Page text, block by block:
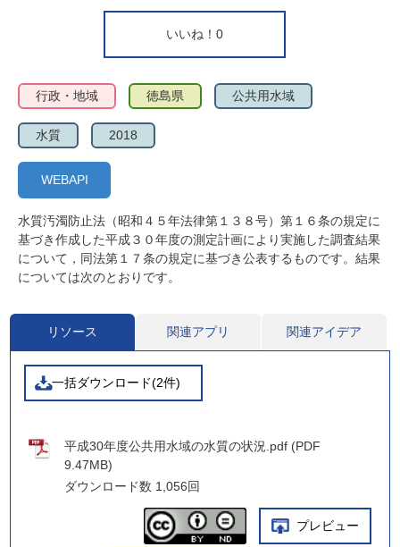
いいね！ 0
行政・地域 徳島県 公共用水域
水質 2018
WEBAPI
水質汚濁防止法（昭和４５年法律第１３８号）第１６条の規定に
基づき作成した平成３０年度の測定計画により実施した調査結果
について，同法第１７条の規定に基づき公表するものです。結果
については次のとおりです。
リソース 関連アプリ 関連アイデア
一括ダウンロード(2件)
平成30年度公共用水域の水質の状況.pdf (PDF
9.47MB)
ダウンロード数 1,056回
プレビュー